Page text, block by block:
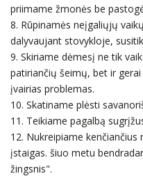
priimame žmonės be
8. Rūpinamės neįgaliųjų
dalyvaujant stovykloje,
9. Skiriame dėmesį ne tik
patiriančių šeimų, bet ir
įvairias problemas.
10. Skatiname plėsti
11. Teikiame pagalbą
12. Nukreipiame
įstaigas. šiuo metu
žingsnis".